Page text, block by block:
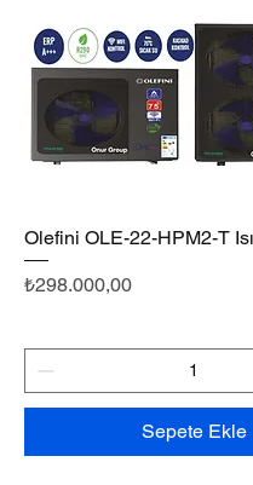
Olefini OLE-22-HPM2-T
Fiyat
₺298.000,00
Sepete Ekle